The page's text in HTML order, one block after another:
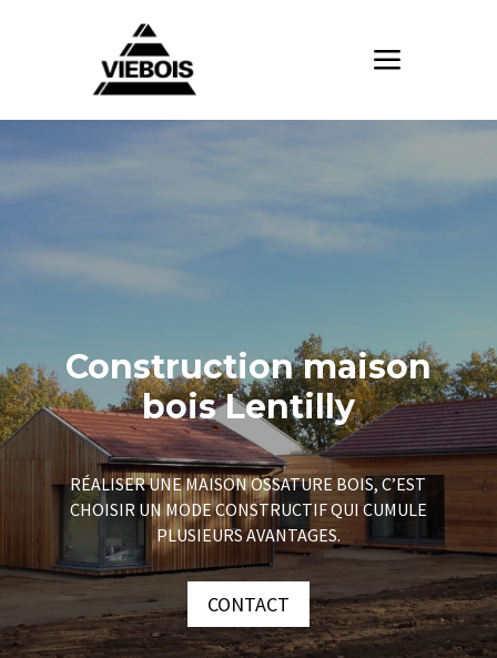
Construction maison
bois Lentilly
RÉALISER UNE MAISON OSSATURE BOIS, C’EST
CHOISIR UN MODE CONSTRUCTIF QUI CUMULE
PLUSIEURS AVANTAGES.
CONTACT